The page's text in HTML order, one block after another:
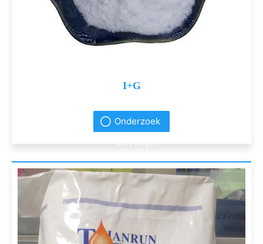
I+G
Onderzoek
toevoegen